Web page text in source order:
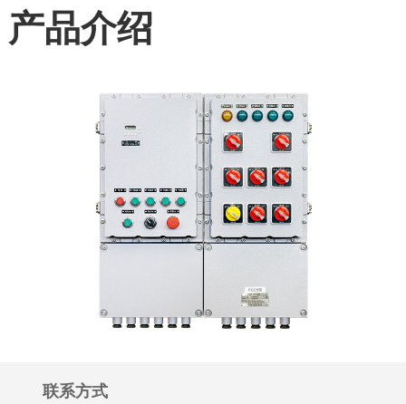
产品介绍
联系方式